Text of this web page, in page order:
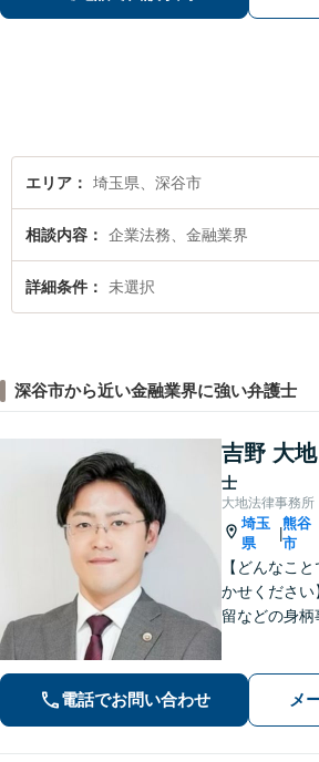
ら、お早め
エリア 埼玉県、深谷市
相談内容 企業法務、金融業界
詳細条件 未選択
深谷市から近い金融業界に強い弁護士
吉野 大地
士
大地法律事務所
埼玉
県
|
熊谷
市
【どんなこ
かせください
留などの身柄
います。」
電話でお問い合わせ メ